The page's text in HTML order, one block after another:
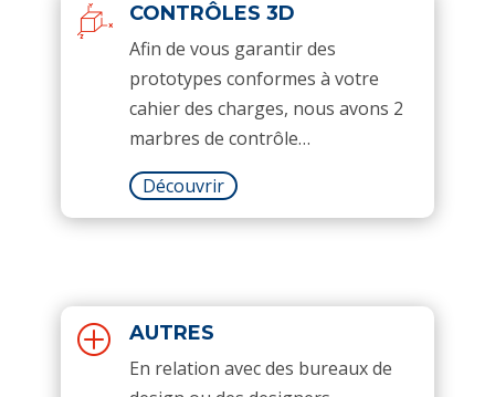
CONTRÔLES 3D
Afin de vous garantir des
prototypes conformes à votre
cahier des charges, nous avons 2
marbres de contrôle…
Découvrir
P
AUTRES
En relation avec des bureaux de